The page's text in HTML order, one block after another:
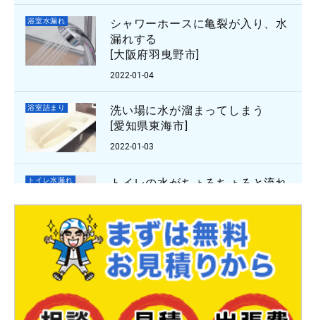
浴室水漏れ
シャワーホースに亀裂が入り、水
漏れする
[大阪府羽曳野市]
2022-01-04
浴室詰まり
洗い場に水が溜まってしまう
[愛知県東海市]
2022-01-03
トイレ水漏れ
トイレの水がちょろちょろと流れ
2021-12-27
トイレ詰まり
便器の紙詰まり
[愛知県岡崎市竜美中]
2021-12-26